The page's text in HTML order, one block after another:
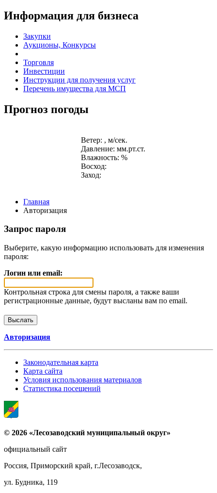
Информация для бизнеса
Закупки
Аукционы, Конкурсы
Торговля
Инвестиции
Инструкции для получения услуг
Перечень имущества для МСП
Прогноз погоды
Ветер: , м/сек.
Давление: мм.рт.ст.
Влажность: %
Восход:
Заход:
Главная
Авторизация
Запрос пароля
Выберите, какую информацию использовать для изменения
пароля:
Логин или email:
Контрольная строка для смены пароля, а также ваши
регистрационные данные, будут высланы вам по email.
Авторизация
Законодательная карта
Карта сайта
Условия использования материалов
Статистика посещений
© 2026 «Лесозаводский муниципальный округ»
официальный сайт
Россия, Приморский край, г.Лесозаводск,
ул. Будника, 119